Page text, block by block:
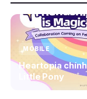
MOBILE
Heartopia
Little Pony